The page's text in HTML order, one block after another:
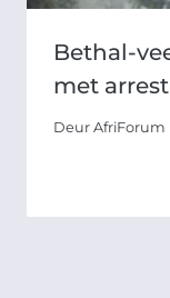
Bethal-
met
Deur AfriForum